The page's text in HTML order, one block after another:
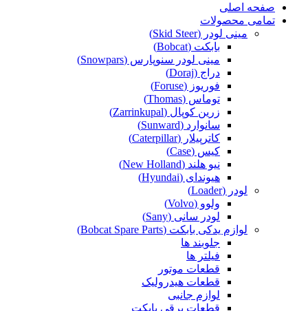
صفحه اصلی
تمامی محصولات
مینی لودر (Skid Steer)
بابکت (Bobcat)
مینی لودر سنوپارس (Snowpars)
دراج (Doraj)
فوریوز (Foruse)
توماس (Thomas)
زرین کوپال (Zarrinkupal)
سانوارد (Sunward)
کاترپیلار (Caterpillar)
کیس (Case)
نیو هلند (New Holland)
هیوندای (Hyundai)
لودر (Loader)
ولوو (Volvo)
لودر سانی (Sany)
لوازم یدکی بابکت (Bobcat Spare Parts)
جلوبند ها
فیلتر ها
قطعات موتور
قطعات هیدرولیک
لوازم جانبی
قطعات برقی بابکت